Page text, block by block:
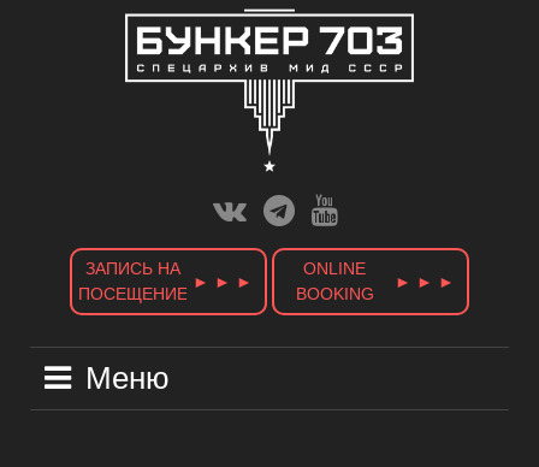
ВконтактеТелеграм
Ютуб
Канал
ЗАПИСЬ НА
ПОСЕЩЕНИЕ
► ► ►
ONLINE
BOOKING
► ► ►
Меню